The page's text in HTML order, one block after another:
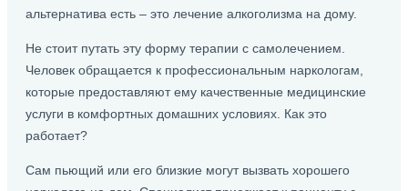
альтернатива есть – это лечение алкоголизма на дому.
Не стоит путать эту форму терапии с самолечением.
Человек обращается к профессиональным наркологам,
которые предоставляют ему качественные медицинские
услуги в комфортных домашних условиях. Как это
работает?
Сам пьющий или его близкие могут вызвать хорошего